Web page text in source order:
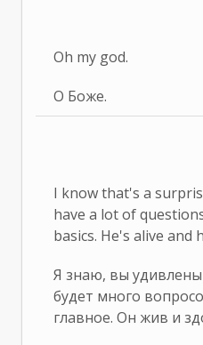
Oh my god.
О Боже.
I know that's a
have a lot of
basics. He's alive and
Я знаю, вы удивлены
будет много
главное. Он жив и